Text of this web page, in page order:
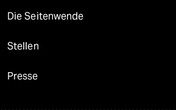
Die Seitenwende
Stellen
Presse